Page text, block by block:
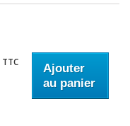
TTC
Ajouter
au panier